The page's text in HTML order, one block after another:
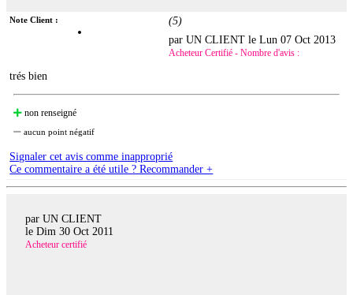
Note Client : (5)
par UN CLIENT leLun 07 Oct 2013
Acheteur Certifié - Nombre d'avis :
trés bien
non renseigné
aucun point négatif
Signaler cet avis comme inapproprié
Ce commentaire a été utile ? Recommander +
par UN CLIENT
le Dim 30 Oct 2011
Acheteur certifié